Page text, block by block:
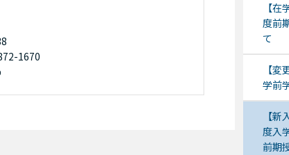
1670
【
度前
て
【
学前
【
度入
前期